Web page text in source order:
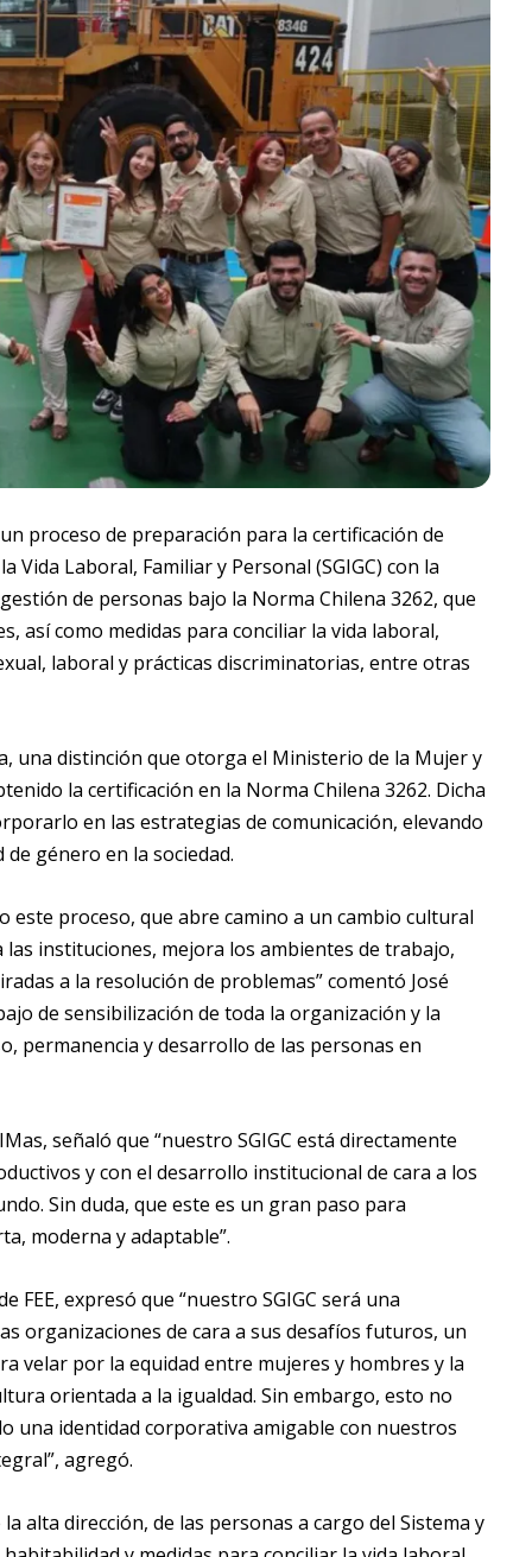
proceso de preparación para la certificación de
Vida Laboral, Familiar y Personal (SGIGC) con la
de personas bajo la Norma Chilena 3262, que
así como medidas para conciliar la vida laboral,
laboral y prácticas discriminatorias, entre otras
una distinción que otorga el Ministerio de la Mujer y
la certificación en la Norma Chilena 3262. Dicha
en las estrategias de comunicación, elevando
género en la sociedad.
proceso, que abre camino a un cambio cultural
instituciones, mejora los ambientes de trabajo,
a la resolución de problemas” comentó José
de sensibilización de toda la organización y la
permanencia y desarrollo de las personas en
señaló que “nuestro SGIGC está directamente
y con el desarrollo institucional de cara a los
Sin duda, que este es un gran paso para
moderna y adaptable”.
FEE, expresó que “nuestro SGIGC será una
organizaciones de cara a sus desafíos futuros, un
velar por la equidad entre mujeres y hombres y la
orientada a la igualdad. Sin embargo, esto no
una identidad corporativa amigable con nuestros
agregó.
alta dirección, de las personas a cargo del Sistema y